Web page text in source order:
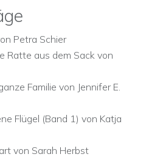
Petra Schier
Ratte aus dem Sack von
Familie von Jennifer E.
Flügel (Band 1) von Katja
von Sarah Herbst